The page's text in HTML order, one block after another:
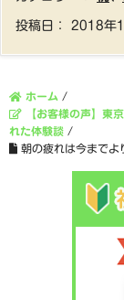
投稿日： 2018年
ホーム /
【お客様の声】東
れた体験談 /
朝の疲れは今までよ